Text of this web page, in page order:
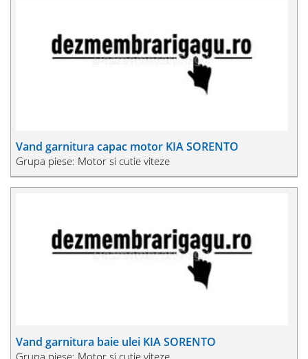
Vand garnitura capac motor KIA SORENTO
Grupa piese: Motor si cutie viteze
Vand garnitura baie ulei KIA SORENTO
Grupa piese: Motor si cutie viteze